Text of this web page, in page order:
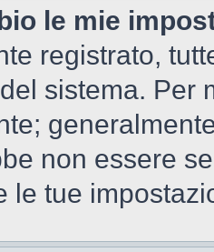
le mie
registrato,
sistema. Per
non essere
le tue